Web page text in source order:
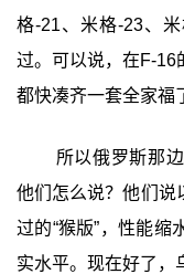
格-21、米格-23、
过。可以说，在F-16
都快凑齐一套全家福
所以俄罗斯那
他们怎么说？他们说
过的“猴版”，性能缩
实水平。现在好了，